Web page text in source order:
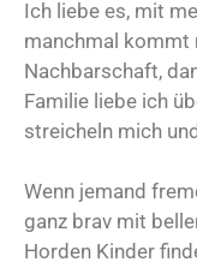
Ich liebe es, mit
manchmal kommt
Nachbarschaft,
Familie liebe ich
streicheln mich
Wenn jemand
ganz brav mit
Horden Kinder